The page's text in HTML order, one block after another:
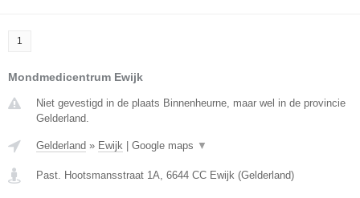
1
Mondmedicentrum Ewijk
Niet gevestigd in de plaats Binnenheurne, maar wel in de provincie
Gelderland.
Gelderland » Ewijk Google maps ▼
Past. Hootsmansstraat 1A, 6644 CC Ewijk (Gelderland)